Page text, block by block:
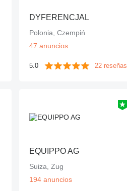
DYFERENCJAL
Polonia, Czempiń
47 anuncios
5.0 22 reseñas
EQUIPPO AG
Suiza, Zug
194 anuncios